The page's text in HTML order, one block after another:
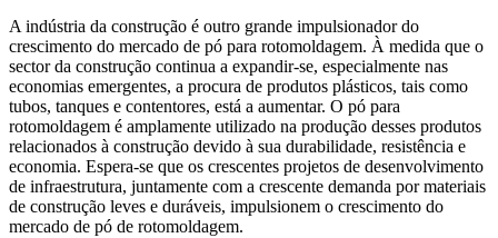
A indústria da construção é outro grande impulsionador do
crescimento do mercado de pó para rotomoldagem. À medida que o
sector da construção continua a expandir-se, especialmente nas
economias emergentes, a procura de produtos plásticos, tais como
tubos, tanques e contentores, está a aumentar. O pó para
rotomoldagem é amplamente utilizado na produção desses produtos
relacionados à construção devido à sua durabilidade, resistência e
economia. Espera-se que os crescentes projetos de desenvolvimento
de infraestrutura, juntamente com a crescente demanda por materiais
de construção leves e duráveis, impulsionem o crescimento do
mercado de pó de rotomoldagem.